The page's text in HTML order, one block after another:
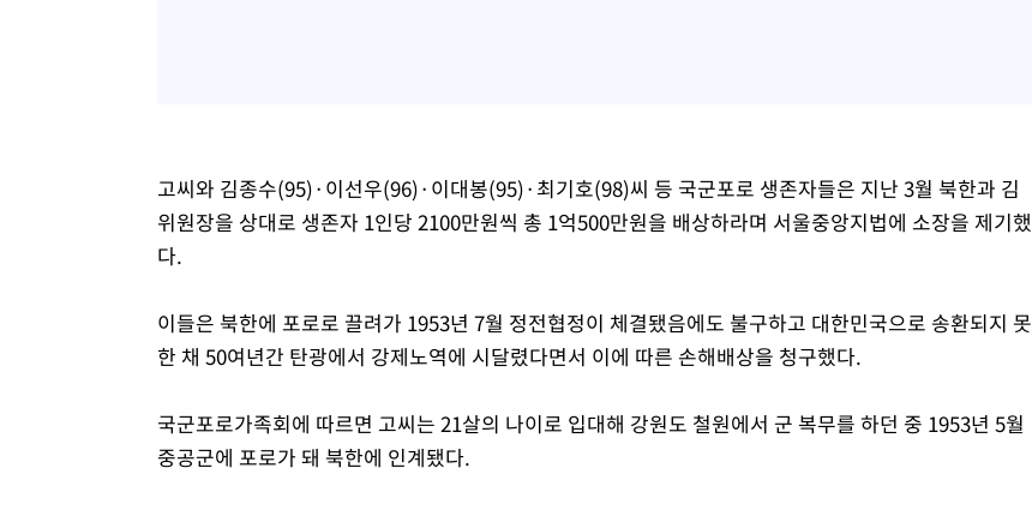
고씨와 김종수(95)·이선우(96)·이대봉(95)·최기호(98)씨 등 국군포로 생존자들은 지난 3월 북한과 김
위원장을 상대로 생존자 1인당 2100만원씩 총 1억500만원을 배상하라며 서울중앙지법에 소장을 제기했
다.
이들은 북한에 포로로 끌려가 1953년 7월 정전협정이 체결됐음에도 불구하고 대한민국으로 송환되지 못
한 채 50여년간 탄광에서 강제노역에 시달렸다면서 이에 따른 손해배상을 청구했다.
국군포로가족회에 따르면 고씨는 21살의 나이로 입대해 강원도 철원에서 군 복무를 하던 중 1953년 5월
중공군에 포로가 돼 북한에 인계됐다.